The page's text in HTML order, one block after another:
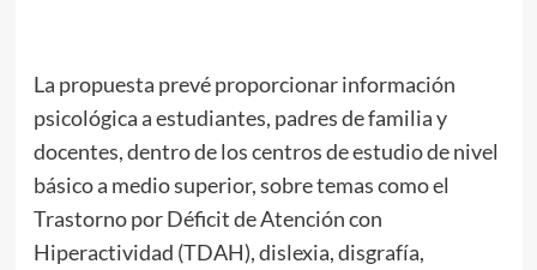
La propuesta prevé proporcionar información
psicológica a estudiantes, padres de familia y
docentes, dentro de los centros de estudio de nivel
básico a medio superior, sobre temas como el
Trastorno por Déficit de Atención con
Hiperactividad (TDAH), dislexia, disgrafía,